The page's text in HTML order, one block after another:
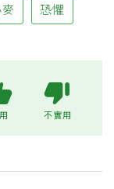
恐懼
不實用